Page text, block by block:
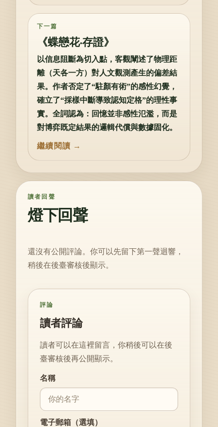
下一篇
《蝶戀花·存證》
以信息阻斷為切入點，客觀闡述了物理距
離（天各一方）對人文觀測產生的偏差結
果。作者否定了“駐顏有術”的感性幻覺，
確立了“採樣中斷導致認知定格”的理性事
實。全詞認為：回憶並非感性氾濫，而是
對博弈既定結果的邏輯代償與數據固化。
讀者回聲
燈下回聲
還沒有公開評論。你可以先留下第一聲迴響，
稍後在後臺審核後顯示。
評論
讀者評論
讀者可以在這裡留言，你稍後可以在後
臺審核後再公開顯示。
名稱
電子郵箱（選填）
Website